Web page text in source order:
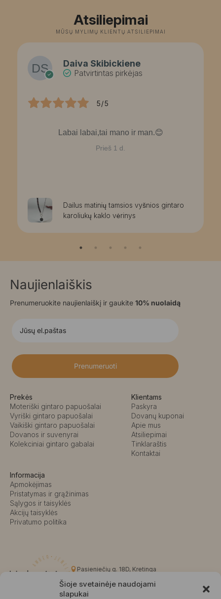
Šioje svetainėje naudojami
slapukai
Atsiliepimai
MŪSŲ MYLIMŲ KLIENTŲ ATSILIEPIMAI
Daiva Skibickiene
Patvirtintas pirkėjas
5/5
Labai labai,tai mano ir man.😊
Prieš 1 d.
Dailus matinių tamsios vyšnios gintaro
karoliukų kaklo vėrinys
Naujienlaiškis
Prenumeruokite naujienlaiškį ir gaukite 10% nuolaidą
Prenumeruoti
Prekės
Moteriški gintaro papuošalai
Vyriški gintaro papuošalai
Vaikiški gintaro papuošalai
Dovanos ir suvenyrai
Kolekciniai gintaro gabalai
Klientams
Paskyra
Dovanų kuponai
Apie mus
Atsiliepimai
Tinklaraštis
Kontaktai
Informacija
Apmokėjimas
Pristatymas ir grąžinimas
Sąlygos ir taisyklės
Akcijų taisyklės
Privatumo politika
Pasieniečių g. 18D, Kretinga
info@kalvaite.lt